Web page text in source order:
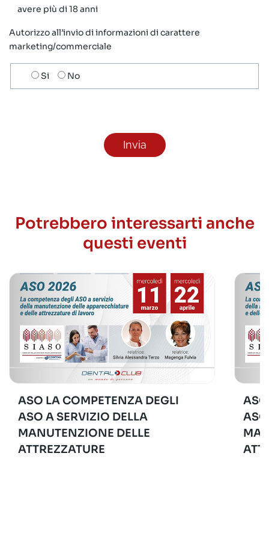
avere più di 18 anni
Autorizzo all’invio di informazioni di carattere
marketing/commerciale
Scelta
invio
Si No
Potrebbero interessarti anche
questi eventi
ASO LA COMPETENZA DEGLI
ASO A SERVIZIO DELLA
MANUTENZIONE DELLE
ATTREZZATURE